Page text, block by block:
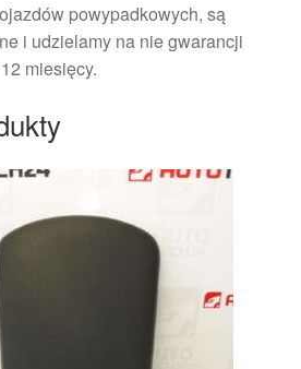
powypadkowych, są
i udzielamy na nie gwarancji
miesięcy.